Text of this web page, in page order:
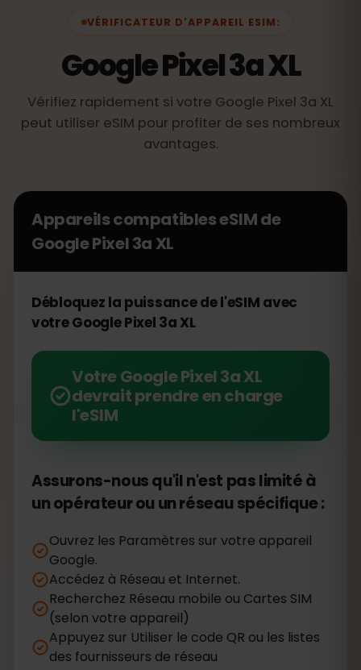
VÉRIFICATEUR D'APPAREIL ESIM:
Google Pixel 3a XL
Vérifiez rapidement si votre Google Pixel 3a XL
peut utiliser eSIM pour profiter de ses nombreux
avantages.
Appareils compatibles eSIM de
Google Pixel 3a XL
Débloquez la puissance de l'eSIM avec
votre Google Pixel 3a XL
Votre Google Pixel 3a XL
devrait prendre en charge
l'eSIM
Assurons-nous qu'il n'est pas limité à
un opérateur ou un réseau spécifique :
Ouvrez les Paramètres sur votre appareil
Google.
Accédez à Réseau et Internet.
Recherchez Réseau mobile ou Cartes SIM
(selon votre appareil)
Appuyez sur Utiliser le code QR ou les listes
des fournisseurs de réseau